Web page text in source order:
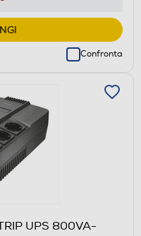
Confronta
UPS 800VA-